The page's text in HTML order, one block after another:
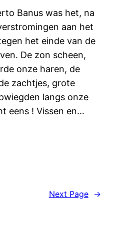
Banus was het, na
aan het
het einde van de
De zon scheen,
onze haren, de
zachtjes, grote
langs onze
eens ! Vissen en…
Next Page →